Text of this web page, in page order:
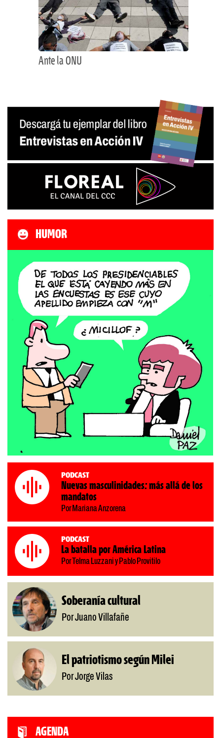
Ante la ONU
HUMOR
Podcast
Nuevas masculinidades: más allá de los
mandatos
Por Mariana Anzorena
Podcast
La batalla por América Latina
Por Telma Luzzani y Pablo Provitilo
Soberanía cultural
Por Juano Villafañe
El patriotismo según Milei
Por Jorge Vilas
AGENDA